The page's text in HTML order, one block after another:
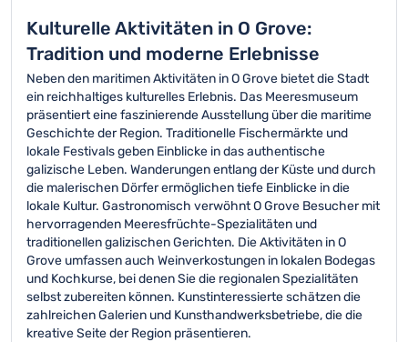
Kulturelle Aktivitäten in O Grove:
Tradition und moderne Erlebnisse
Neben den maritimen Aktivitäten in O Grove bietet die Stadt
ein reichhaltiges kulturelles Erlebnis. Das Meeresmuseum
präsentiert eine faszinierende Ausstellung über die maritime
Geschichte der Region. Traditionelle Fischermärkte und
lokale Festivals geben Einblicke in das authentische
galizische Leben. Wanderungen entlang der Küste und durch
die malerischen Dörfer ermöglichen tiefe Einblicke in die
lokale Kultur. Gastronomisch verwöhnt O Grove Besucher mit
hervorragenden Meeresfrüchte-Spezialitäten und
traditionellen galizischen Gerichten. Die Aktivitäten in O
Grove umfassen auch Weinverkostungen in lokalen Bodegas
und Kochkurse, bei denen Sie die regionalen Spezialitäten
selbst zubereiten können. Kunstinteressierte schätzen die
zahlreichen Galerien und Kunsthandwerksbetriebe, die die
kreative Seite der Region präsentieren.